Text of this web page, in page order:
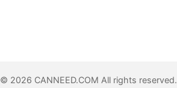
© 2026 CANNEED.COM All rights reserved.